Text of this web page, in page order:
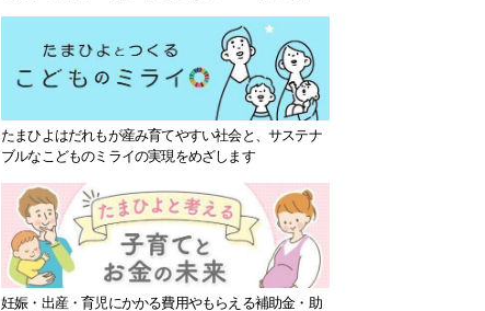
たまひよはだれもが産み育てやすい社会と、サステナ
ブルなこどものミライの実現をめざします
妊娠・出産・育児にかかる費用やもらえる補助金・助